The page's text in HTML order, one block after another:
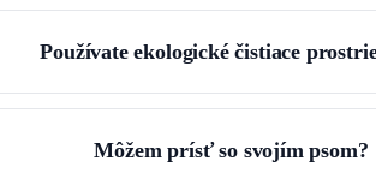
Používate ekologické čistiace
Môžem prísť so svojím psom?